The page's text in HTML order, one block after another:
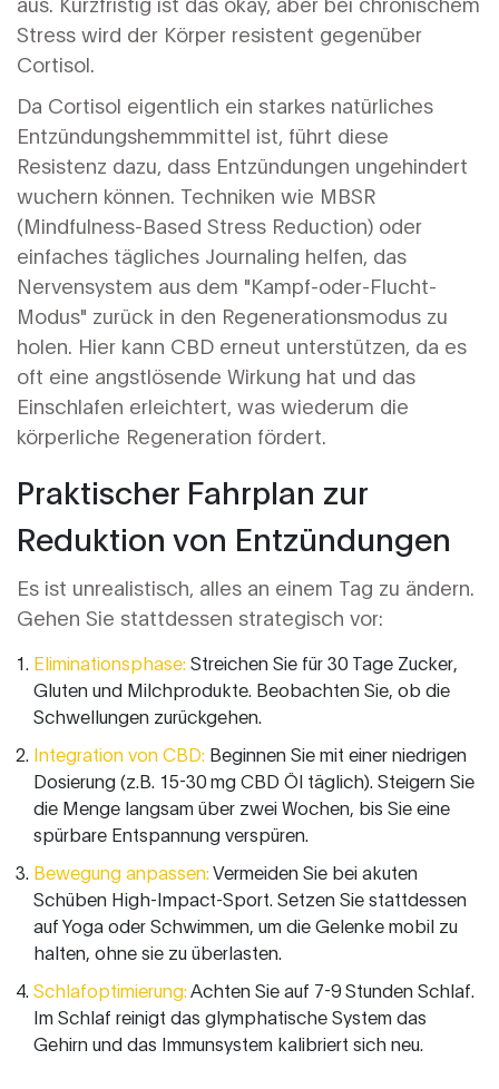
Stress wird der Körper resistent gegenüber
Cortisol.
Da Cortisol eigentlich ein starkes natürliches
Entzündungshemmmittel ist, führt diese
Resistenz dazu, dass Entzündungen ungehindert
wuchern können. Techniken wie MBSR
(Mindfulness-Based Stress Reduction) oder
einfaches tägliches Journaling helfen, das
Nervensystem aus dem "Kampf-oder-Flucht-
Modus" zurück in den Regenerationsmodus zu
holen. Hier kann CBD erneut unterstützen, da es
oft eine angstlösende Wirkung hat und das
Einschlafen erleichtert, was wiederum die
körperliche Regeneration fördert.
Praktischer Fahrplan zur
Reduktion von Entzündungen
Es ist unrealistisch, alles an einem Tag zu ändern.
Gehen Sie stattdessen strategisch vor:
Eliminationsphase:Streichen Sie für 30 Tage Zucker,
Gluten und Milchprodukte. Beobachten Sie, ob die
Schwellungen zurückgehen.
Integration von CBD: Beginnen Sie mit einer niedrigen
Dosierung (z.B. 15-30 mg CBD Öl täglich). Steigern Sie
die Menge langsam über zwei Wochen, bis Sie eine
spürbare Entspannung verspüren.
Bewegung anpassen:Vermeiden Sie bei akuten
Schüben High-Impact-Sport. Setzen Sie stattdessen
auf Yoga oder Schwimmen, um die Gelenke mobil zu
halten, ohne sie zu überlasten.
Schlafoptimierung:Achten Sie auf 7-9 Stunden Schlaf.
Im Schlaf reinigt das glymphatische System das
Gehirn und das Immunsystem kalibriert sich neu.